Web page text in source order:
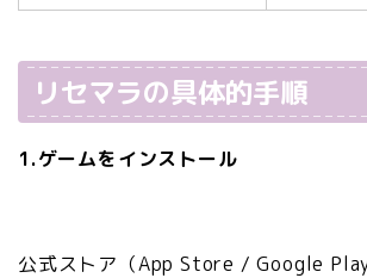
リセマラの具体的手順
1.ゲームをインストール
公式ストア（App Store / Google